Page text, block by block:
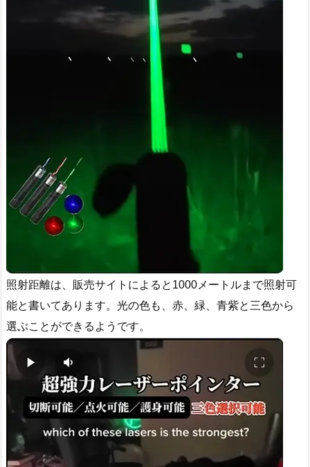
照射距離は、販売サイトによると1000メートルまで照射可
能と書いてあります。光の色も、赤、緑、青紫と三色から
選ぶことができるようです。